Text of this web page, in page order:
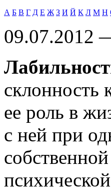
А Б В Г Д Е Ж З И Й К Л М Н
09.07.2012
склонность
ее роль в
с ней при